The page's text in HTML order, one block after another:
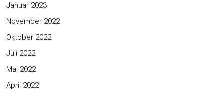
Januar 2023
November 2022
Oktober 2022
Juli 2022
Mai 2022
April 2022